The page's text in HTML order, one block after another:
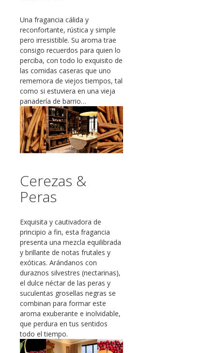
Una fragancia cálida y
reconfortante, rústica y simple
pero irresistible. Su aroma trae
consigo recuerdos para quien lo
perciba, con todo lo exquisito de
las comidas caseras que uno
rememora de viejos tiempos, tal
como si estuviera en una vieja
panadería de barrio…
Cerezas &
Peras
Exquisita y cautivadora de
principio a fin, esta fragancia
presenta una mezcla equilibrada
y brillante de notas frutales y
exóticas. Arándanos con
duraznos silvestres (nectarinas),
el dulce néctar de las peras y
suculentas grosellas negras se
combinan para formar este
aroma exuberante e inolvidable,
que perdura en tus sentidos
todo el tiempo.